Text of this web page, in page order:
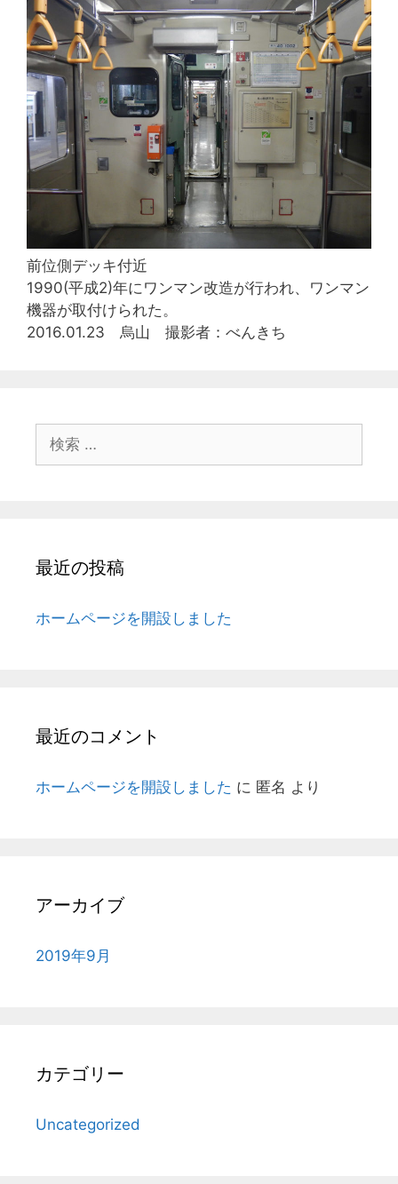
前位側デッキ付近
1990(平成2)年にワンマン改造が行われ、ワンマン
機器が取付けられた。
2016.01.23 烏山 撮影者：べんきち
索:
最近の投稿
ホームページを開設しました
最近のコメント
ホームページを開設しました に 匿名 より
アーカイブ
2019年9月
カテゴリー
Uncategorized